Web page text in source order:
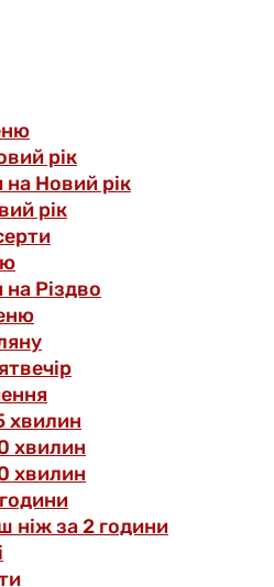
рік
на Новий рік
рік
на Різдво
хвилин
хвилин
хвилин
ніж за 2 години